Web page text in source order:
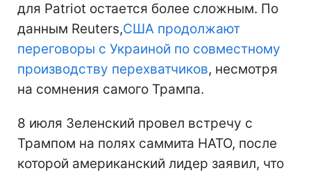
для Patriot остается более сложным. По
данным Reuters,США продолжают
переговоры с Украиной по совместному
производству перехватчиков, несмотря
на сомнения самого Трампа.
8 июля Зеленский провел встречу с
Трампом на полях саммита НАТО, после
которой американский лидер заявил, что